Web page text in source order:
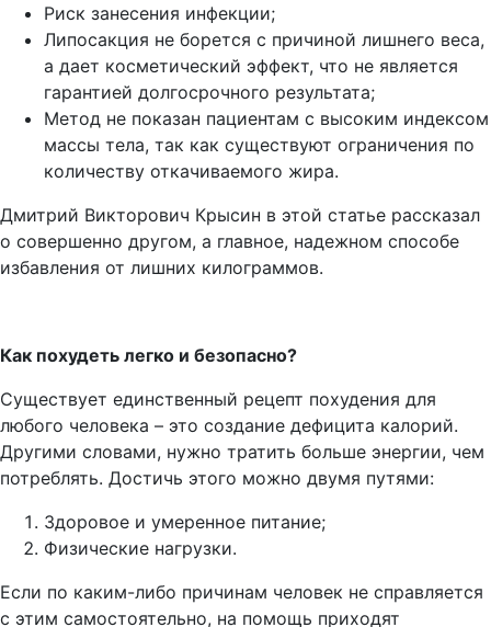
Риск занесения инфекции;
Липосакция не борется с причиной лишнего веса,
а дает косметический эффект, что не является
гарантией долгосрочного результата;
Метод не показан пациентам с высоким индексом
массы тела, так как существуют ограничения по
количеству откачиваемого жира.
Дмитрий Викторович Крысин в этой статье рассказал
о совершенно другом, а главное, надежном способе
избавления от лишних килограммов.
Как похудеть легко и безопасно?
Существует единственный рецепт похудения для
любого человека – это создание дефицита калорий.
Другими словами, нужно тратить больше энергии, чем
потреблять. Достичь этого можно двумя путями:
Здоровое и умеренное питание;
Физические нагрузки.
Если по каким-либо причинам человек не справляется
с этим самостоятельно, на помощь приходят